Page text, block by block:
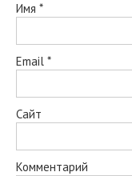
Имя *
Email *
Сайт
Комментарий